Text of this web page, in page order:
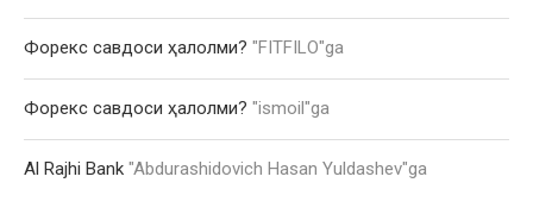
Форекс савдоси ҳалолми? "FITFILO"ga
Форекс савдоси ҳалолми? "ismoil "ga
Al Rajhi Bank "Abdurashidovich Hasan Yuldashev"ga